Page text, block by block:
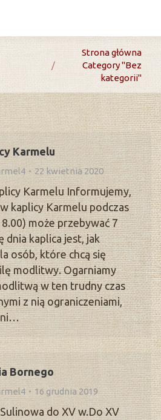
You are here:Strona główna
Category "Bez
kategorii"
Karmelu
22 kwietnia 2020
Karmelu Informujemy,
kaplicy Karmelu podczas
może przebywać 7
dnia kaplica jest, jak
osób, które chcą się
modlitwy. Ogarniamy
w ten trudny czas
z nią ograniczeniami,
Bornego
16 grudnia 2019
do XV w.Do XV